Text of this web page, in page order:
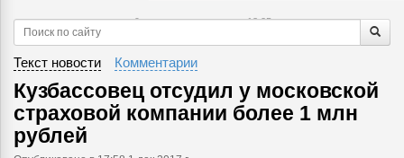
9 августа, воскресенье,13:25
Текст новости Комментарии
Кузбассовец отсудил у московской
страховой компании более 1 млн
рублей